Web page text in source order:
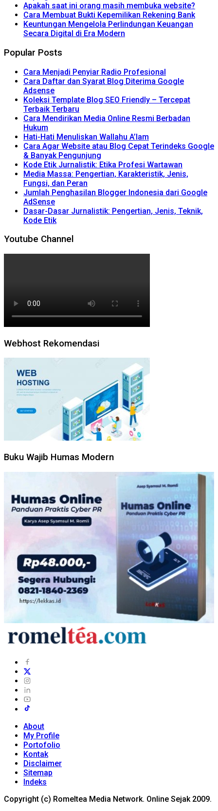
Apakah saat ini orang masih membuka website?
Cara Membuat Bukti Kepemilikan Rekening Bank
Keuntungan Mengelola Perlindungan Keuangan
Secara Digital di Era Modern
Popular Posts
Cara Menjadi Penyiar Radio Profesional
Cara Daftar dan Syarat Blog Diterima Google
Adsense
Koleksi Template Blog SEO Friendly – Tercepat
Terbaik Terbaru
Cara Mendirikan Media Online Resmi Berbadan
Hukum
Hati-Hati Menuliskan Wallahu A’lam
Cara Agar Website atau Blog Cepat Terindeks Google
& Banyak Pengunjung
Kode Etik Jurnalistik: Etika Profesi Wartawan
Media Massa: Pengertian, Karakteristik, Jenis,
Fungsi, dan Peran
Jumlah Penghasilan Blogger Indonesia dari Google
AdSense
Dasar-Dasar Jurnalistik: Pengertian, Jenis, Teknik,
Kode Etik
Youtube Channel
Webhost Rekomendasi
Buku Wajib Humas Modern
About
My Profile
Portofolio
Kontak
Disclaimer
Sitemap
Indeks
Copyright (c) Romeltea Media Network. Online Sejak 2009.